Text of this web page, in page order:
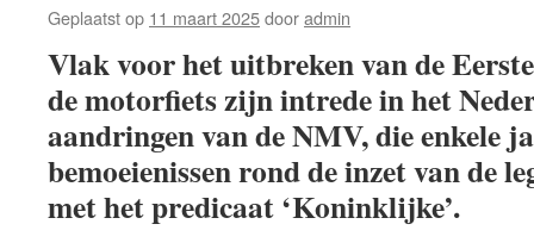
Geplaatst op 11 maart 2025dooradmin
Vlak voor het uitbreken van de
de motorfiets zijn intrede in het
aandringen van de NMV, die enkele
bemoeienissen rond de inzet van de
met het predicaat ‘Koninklijke’.